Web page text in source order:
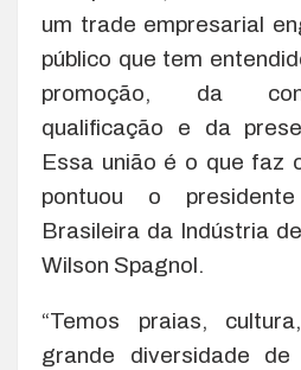
um trade empresarial
público que tem
promoção, da
qualificação e da
Essa união é o que faz
pontuou o
Brasileira da Indústria
Wilson Spagnol.
“Temos praias,
grande diversidade